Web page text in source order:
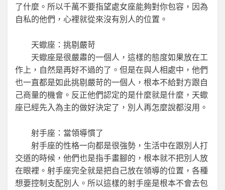
了什麼。所以千萬不要指望處女座能夠對你包容，因為
自私的他們，心裡就從來沒有別人的位置。
天蠍座：挑剔嚴苛
天蠍座是很嚴肅的一個人，這樣的態度如果放在工
作上，自然是再好不過的了。但是在與人相處中，他們
也一直都是如此挑剔嚴苛的一個人，根本不給對方跟自
己商量的機會。反正他們認定的是什麼就是什麼，天蠍
座已經先入為主的做好決定了，別人再怎麼說都沒用。
射手座：當領導慣了
射手座的性格一向都是很強勢，生活中在跟別人打
交道的時候，他們也是指手畫腳的，根本就不把別人放
在眼裡。射手座完全就是把自己放在領導的位置，各種
想要控制支配別人。所以這樣的射手座是根本不會去包